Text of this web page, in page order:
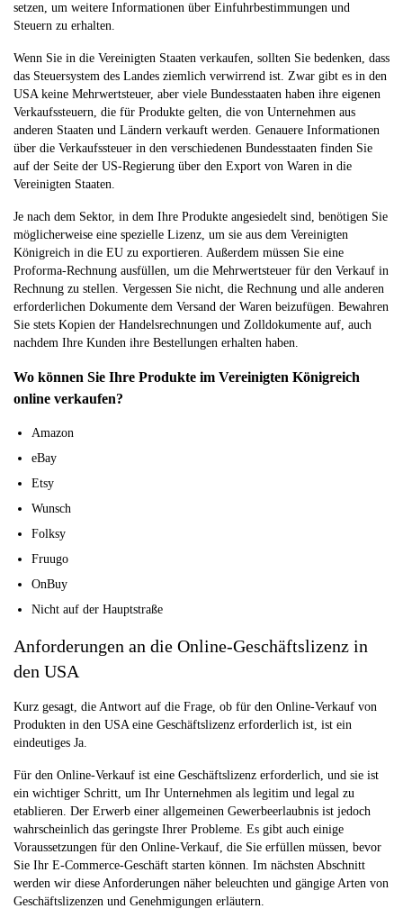
setzen, um weitere Informationen über Einfuhrbestimmungen und
Steuern zu erhalten.
Wenn Sie in die Vereinigten Staaten verkaufen, sollten Sie bedenken, dass
das Steuersystem des Landes ziemlich verwirrend ist. Zwar gibt es in den
USA keine Mehrwertsteuer, aber viele Bundesstaaten haben ihre eigenen
Verkaufssteuern, die für Produkte gelten, die von Unternehmen aus
anderen Staaten und Ländern verkauft werden. Genauere Informationen
über die Verkaufssteuer in den verschiedenen Bundesstaaten finden Sie
auf der Seite der US-Regierung über den Export von Waren in die
Vereinigten Staaten.
Je nach dem Sektor, in dem Ihre Produkte angesiedelt sind, benötigen Sie
möglicherweise eine spezielle Lizenz, um sie aus dem Vereinigten
Königreich in die EU zu exportieren. Außerdem müssen Sie eine
Proforma-Rechnung ausfüllen, um die Mehrwertsteuer für den Verkauf in
Rechnung zu stellen. Vergessen Sie nicht, die Rechnung und alle anderen
erforderlichen Dokumente dem Versand der Waren beizufügen. Bewahren
Sie stets Kopien der Handelsrechnungen und Zolldokumente auf, auch
nachdem Ihre Kunden ihre Bestellungen erhalten haben.
Wo können Sie Ihre Produkte im Vereinigten Königreich
online verkaufen?
Amazon
eBay
Etsy
Wunsch
Folksy
Fruugo
OnBuy
Nicht auf der Hauptstraße
Anforderungen an die Online-Geschäftslizenz in
den USA
Kurz gesagt, die Antwort auf die Frage, ob für den Online-Verkauf von
Produkten in den USA eine Geschäftslizenz erforderlich ist, ist ein
eindeutiges Ja.
Für den Online-Verkauf ist eine Geschäftslizenz erforderlich, und sie ist
ein wichtiger Schritt, um Ihr Unternehmen als legitim und legal zu
etablieren. Der Erwerb einer allgemeinen Gewerbeerlaubnis ist jedoch
wahrscheinlich das geringste Ihrer Probleme. Es gibt auch einige
Voraussetzungen für den Online-Verkauf, die Sie erfüllen müssen, bevor
Sie Ihr E-Commerce-Geschäft starten können. Im nächsten Abschnitt
werden wir diese Anforderungen näher beleuchten und gängige Arten von
Geschäftslizenzen und Genehmigungen erläutern.